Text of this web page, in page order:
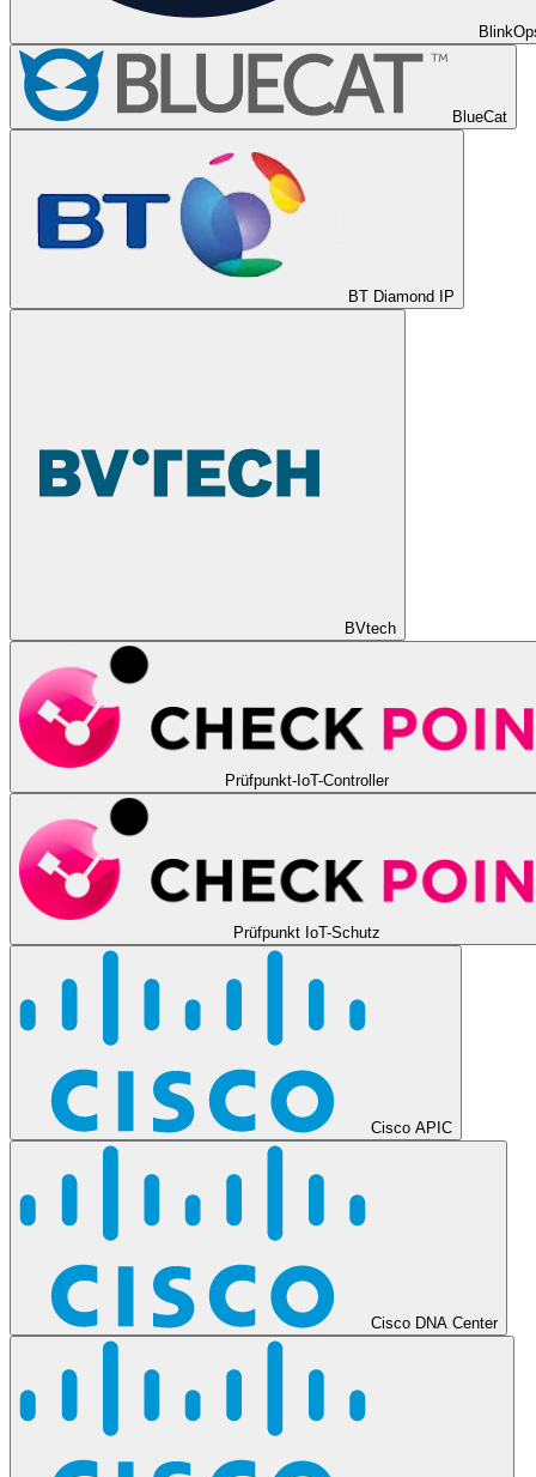
BlueCat
BT Diamond IP
BVtech
Prüfpunkt-IoT-Controller
Prüfpunkt IoT-Schutz
Cisco APIC
Cisco DNA Center